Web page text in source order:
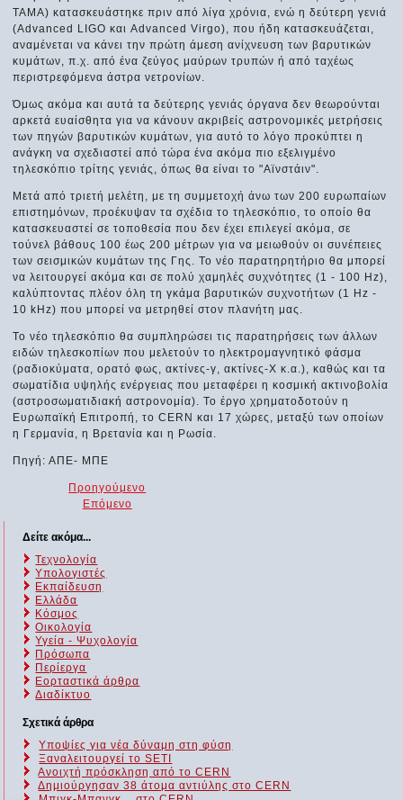
TAMA) κατασκευάστηκε πριν από λίγα χρόνια, ενώ η δεύτερη γενιά
(Advanced LIGO και Advanced Virgo), που ήδη κατασκευάζεται,
αναμένεται να κάνει την πρώτη άμεση ανίχνευση των βαρυτικών
κυμάτων, π.χ. από ένα ζεύγος μαύρων τρυπών ή από ταχέως
περιστρεφόμενα άστρα νετρονίων.
Όμως ακόμα και αυτά τα δεύτερης γενιάς όργανα δεν θεωρούνται
αρκετά ευαίσθητα για να κάνουν ακριβείς αστρονομικές μετρήσεις
των πηγών βαρυτικών κυμάτων, για αυτό το λόγο προκύπτει η
ανάγκη να σχεδιαστεί από τώρα ένα ακόμα πιο εξελιγμένο
τηλεσκόπιο τρίτης γενιάς, όπως θα είναι το "Αϊνστάιν".
Μετά από τριετή μελέτη, με τη συμμετοχή άνω των 200 ευρωπαίων
επιστημόνων, προέκυψαν τα σχέδια το τηλεσκόπιο, το οποίο θα
κατασκευαστεί σε τοποθεσία που δεν έχει επιλεγεί ακόμα, σε
τούνελ βάθους 100 έως 200 μέτρων για να μειωθούν οι συνέπειες
των σεισμικών κυμάτων της Γης. Το νέο παρατηρητήριο θα μπορεί
να λειτουργεί ακόμα και σε πολύ χαμηλές συχνότητες (1 - 100 Hz),
καλύπτοντας πλέον όλη τη γκάμα βαρυτικών συχνοτήτων (1 Hz -
10 kHz) που μπορεί να μετρηθεί στον πλανήτη μας.
Το νέο τηλεσκόπιο θα συμπληρώσει τις παρατηρήσεις των άλλων
ειδών τηλεσκοπίων που μελετούν το ηλεκτρομαγνητικό φάσμα
(ραδιοκύματα, ορατό φως, ακτίνες-γ, ακτίνες-Χ κ.α.), καθώς και τα
σωματίδια υψηλής ενέργειας που μεταφέρει η κοσμική ακτινοβολία
(αστροσωματιδιακή αστρονομία). Το έργο χρηματοδοτούν η
Ευρωπαϊκή Επιτροπή, το CERN και 17 χώρες, μεταξύ των οποίων
η Γερμανία, η Βρετανία και η Ρωσία.
Πηγή: ΑΠΕ- ΜΠΕ
Προηγούμενο
Επόμενο
Δείτε ακόμα...
Τεχνολογία
Υπολογιστές
Εκπαίδευση
Ελλάδα
Κόσμος
Οικολογία
Υγεία - Ψυχολογία
Πρόσωπα
Περίεργα
Εορταστικά άρθρα
Διαδίκτυο
Σχετικά άρθρα
Υποψίες για νέα δύναμη στη φύση
Ξαναλειτουργεί το SETI
Ανοιχτή πρόσκληση από το CERN
Δημιούργησαν 38 άτομα αντιύλης στο CERN